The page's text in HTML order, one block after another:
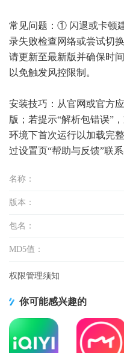
常见问题：① 闪退或卡顿
录失败检查网络或尝试切
请更新至最新版并确保时
以免触发风控限制。
安装技巧：从官网或官方
版；若提示“解析包错误”
环境下首次运行以加载完
过设置页“帮助与反馈”联系
名称：
版本：
包名：
MD5值：
权限管理须知
你可能感兴趣的